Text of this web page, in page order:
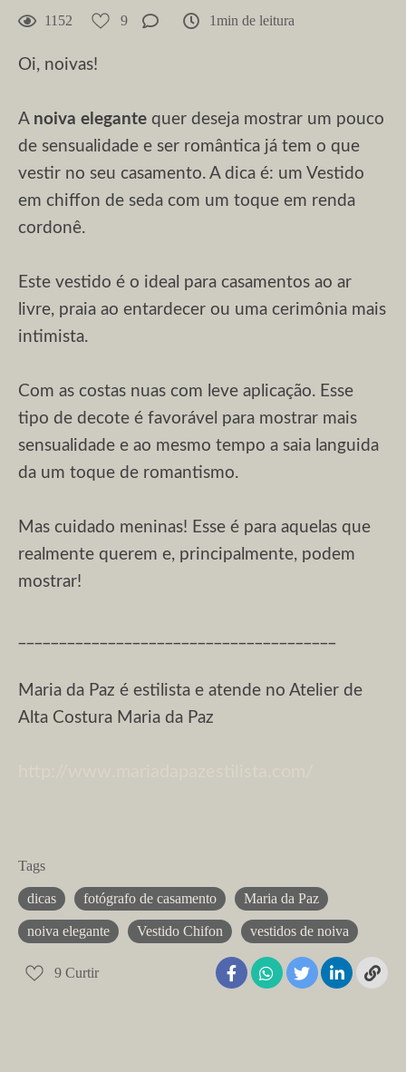
1152 9 1min de leitura
Oi, noivas!
A noiva elegante quer deseja mostrar um pouco
de sensualidade e ser romântica já tem o que
vestir no seu casamento. A dica é: um Vestido
em chiffon de seda com um toque em renda
cordonê.
Este vestido é o ideal para casamentos ao ar
livre, praia ao entardecer ou uma cerimônia mais
intimista.
Com as costas nuas com leve aplicação. Esse
tipo de decote é favorável para mostrar mais
sensualidade e ao mesmo tempo a saia languida
da um toque de romantismo.
Mas cuidado meninas! Esse é para aquelas que
realmente querem e, principalmente, podem
mostrar!
Maria da Paz é estilista e atende no Atelier de
Alta Costura Maria da Paz
Tags
dicas fotógrafo de casamento Maria da Paz
noiva elegante Vestido Chifon vestidos de noiva
9 Curtir